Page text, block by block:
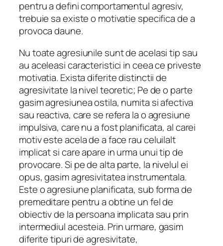
pentru a defini comportamentul agresiv,
trebuie sa existe o motivatie specifica de a
provoca daune.
Nu toate agresiunile sunt de acelasi tip sau
au aceleasi caracteristici in ceea ce priveste
motivatia. Exista diferite distinctii de
agresivitate la nivel teoretic; Pe de o parte
gasim agresiunea ostila, numita si afectiva
sau reactiva, care se refera la o agresiune
impulsiva, care nu a fost planificata, al carei
motiv este acela de a face rau celuilalt
implicat si care apare in urma unui tip de
provocare.Si pe de alta parte, la nivelul ei
opus, gasim agresivitatea instrumentala.
Este o agresiune planificata, sub forma de
premeditare pentru a obtine un fel de
obiectiv de la persoana implicata sau prin
intermediul acesteia. Prin urmare, gasim
diferite tipuri de agresivitate,